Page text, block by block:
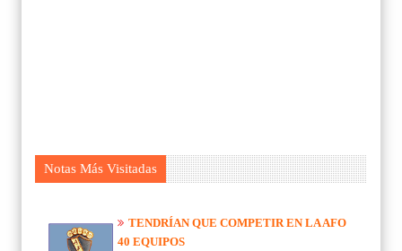
Notas Más Visitadas
TENDRÍAN QUE COMPETIR EN LA AFO
40 EQUIPOS